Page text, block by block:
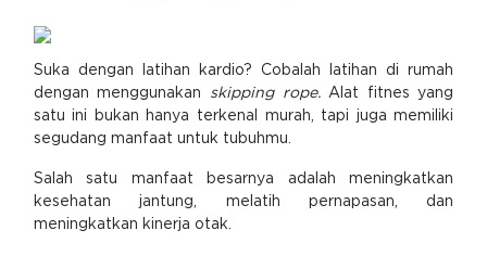
Suka dengan latihan kardio? Cobalah latihan di rumah
dengan menggunakan skipping rope.Alat fitnes yang
satu ini bukan hanya terkenal murah, tapi juga memiliki
segudang manfaat untuk tubuhmu.
Salah satu manfaat besarnya adalah meningkatkan
kesehatan jantung, melatih pernapasan, dan
meningkatkan kinerja otak.